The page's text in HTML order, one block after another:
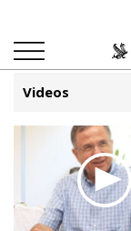
ΚΑΤΗΓΟΡΙΕΣ
Κύπρος
Παιδεία
Videos